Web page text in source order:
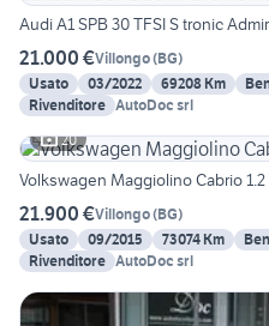
Audi A1 SPB 30 TFSI S tronic
21.000 €Villongo(BG)
Usato
03/2022 69208 Km
Rivenditore AutoDoc srl
20
Volkswagen Maggiolino Cabrio 1.2
21.900 €Villongo(BG)
Usato
09/2015 73074 Km
Rivenditore AutoDoc srl